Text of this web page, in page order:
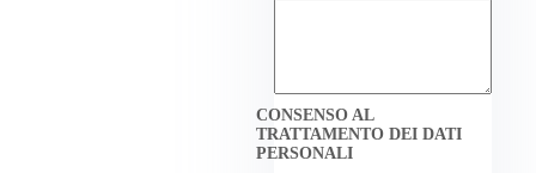
CONSENSO AL
TRATTAMENTO DEI DATI
PERSONALI